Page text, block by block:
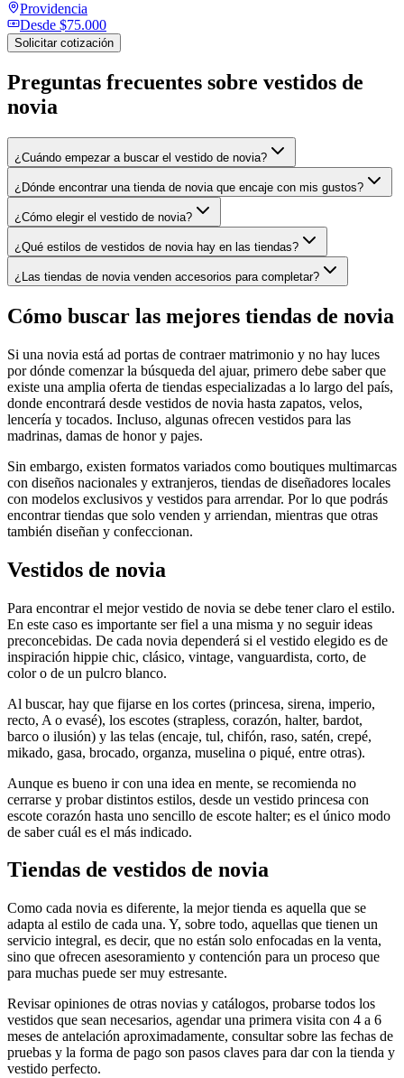
Providencia
Desde $75.000
Solicitar cotización
Preguntas frecuentes sobre vestidos de
novia
¿Cuándo empezar a buscar el vestido de novia?
¿Dónde encontrar una tienda de novia que encaje con mis gustos?
¿Cómo elegir el vestido de novia?
¿Qué estilos de vestidos de novia hay en las tiendas?
¿Las tiendas de novia venden accesorios para completar?
Cómo buscar las mejores tiendas de novia
Si una novia está ad portas de contraer matrimonio y no hay luces
por dónde comenzar la búsqueda del ajuar, primero debe saber que
existe una amplia oferta de tiendas especializadas a lo largo del país,
donde encontrará desde vestidos de novia hasta zapatos, velos,
lencería y tocados. Incluso, algunas ofrecen vestidos para las
madrinas, damas de honor y pajes.
Sin embargo, existen formatos variados como boutiques multimarcas
con diseños nacionales y extranjeros, tiendas de diseñadores locales
con modelos exclusivos y vestidos para arrendar. Por lo que podrás
encontrar tiendas que solo venden y arriendan, mientras que otras
también diseñan y confeccionan.
Vestidos de novia
Para encontrar el mejor vestido de novia se debe tener claro el estilo.
En este caso es importante ser fiel a una misma y no seguir ideas
preconcebidas. De cada novia dependerá si el vestido elegido es de
inspiración hippie chic, clásico, vintage, vanguardista, corto, de
color o de un pulcro blanco.
Al buscar, hay que fijarse en los cortes (princesa, sirena, imperio,
recto, A o evasé), los escotes (strapless, corazón, halter, bardot,
barco o ilusión) y las telas (encaje, tul, chifón, raso, satén, crepé,
mikado, gasa, brocado, organza, muselina o piqué, entre otras).
Aunque es bueno ir con una idea en mente, se recomienda no
cerrarse y probar distintos estilos, desde un vestido princesa con
escote corazón hasta uno sencillo de escote halter; es el único modo
de saber cuál es el más indicado.
Tiendas de vestidos de novia
Como cada novia es diferente, la mejor tienda es aquella que se
adapta al estilo de cada una. Y, sobre todo, aquellas que tienen un
servicio integral, es decir, que no están solo enfocadas en la venta,
sino que ofrecen asesoramiento y contención para un proceso que
para muchas puede ser muy estresante.
Revisar opiniones de otras novias y catálogos, probarse todos los
vestidos que sean necesarios, agendar una primera visita con 4 a 6
meses de antelación aproximadamente, consultar sobre las fechas de
pruebas y la forma de pago son pasos claves para dar con la tienda y
vestido perfecto.